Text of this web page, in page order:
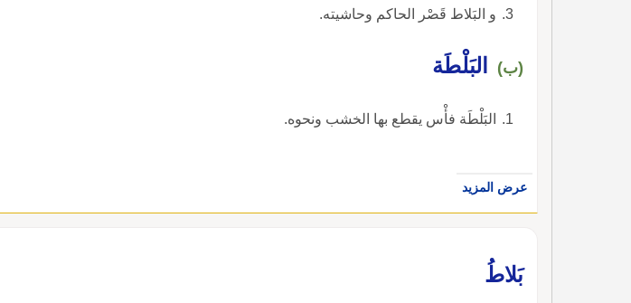
و البَلاط قَصْر الحاكم وحاشيته.
(ب) البَلْطَة
البَلْطَة فأْس يقطع بها الخشب ونحوه.
عرض المزيد
بَلاطُ